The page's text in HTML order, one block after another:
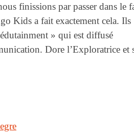
finissions par passer dans le
Kids a fait exactement cela. Ils
» qui est diffusé
Dore l’Exploratrice et